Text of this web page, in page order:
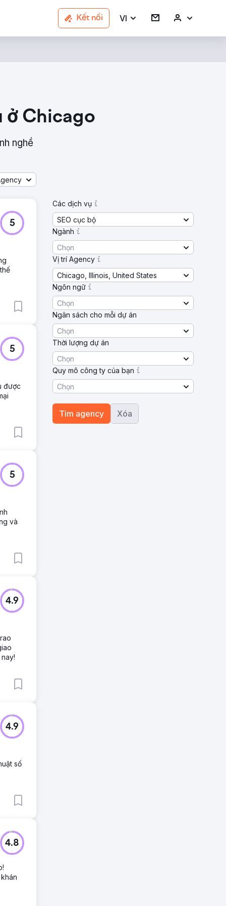
Kết nối VI
ở Chicago
nghề
5
5
được
5
và
4.9
4.9
số
4.8
Các dịch vụ
SEO cục bộ
Ngành
Chọn
Vị trí Agency
Chicago, Illinois, United States
Ngôn ngữ
Chọn
Ngân sách cho mỗi dự án
Chọn
Thời lượng dự án
Chọn
Quy mô công ty của bạn
Chọn
Tìm agency Xóa